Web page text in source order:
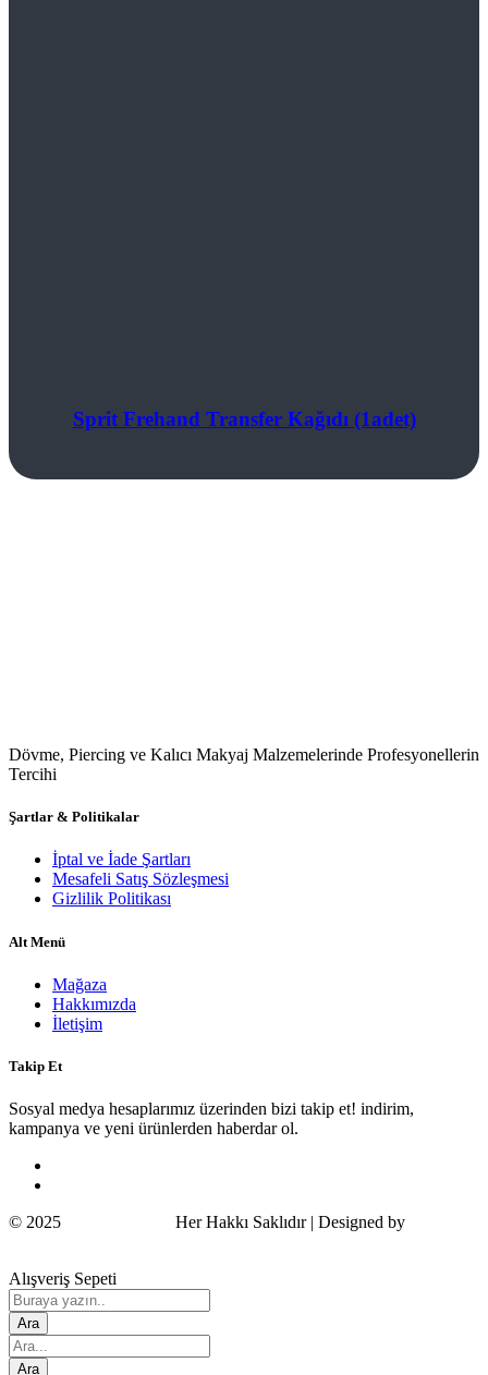
Sprit Frehand Transfer Kağıdı (1adet)
Dövme, Piercing ve Kalıcı Makyaj Malzemelerinde Profesyonellerin
Tercihi
Şartlar & Politikalar
İptal ve İade Şartları
Mesafeli Satış Sözleşmesi
Gizlilik Politikası
Alt Menü
Mağaza
Hakkımızda
İletişim
Takip Et
Sosyal medya hesaplarımız üzerinden bizi takip et! indirim,
kampanya ve yeni ürünlerden haberdar ol.
© 2025
Her Hakkı Saklıdır | Designed by
Alışveriş Sepeti